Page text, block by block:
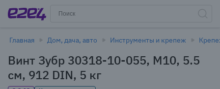
Главная Дом, дача, авто Инструменты и крепеж
Винт Зубр 30318-10-055, М10, 5.5
см, 912 DIN, 5 кг